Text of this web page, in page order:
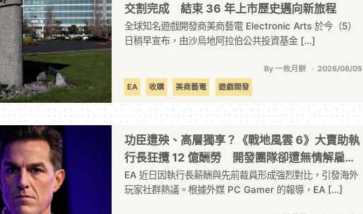
交割完成 結束 36 年上市歷史邁向新旅程
全球知名遊戲開發商美商藝電 Electronic Arts 於今（5）
日稍早宣布，由沙烏地阿拉伯公共投資基金 […]
By 一枚月餅
2026/08/05
EA
收購 美商藝電 遊戲開發
功臣遭殃、高層獨享？《戰地風雲 6》大賣助執
行長狂攬 12 億酬勞 開發團隊卻遭無情解雇
引爆海外玩家怒火
EA 近日因執行長薪酬與先前裁員形成強烈對比，引發海外
玩家社群熱議。根據外媒 PC Gamer 的報導，EA […]